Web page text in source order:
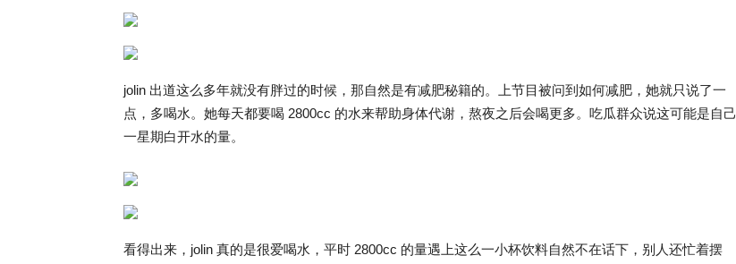
jolin 出道这么多年就没有胖过的时候，那自然是有减肥秘籍的。上节目被问到如何减肥，她就只说了一
点，多喝水。她每天都要喝 2800cc 的水来帮助身体代谢，熬夜之后会喝更多。吃瓜群众说这可能是自己
一星期白开水的量。
看得出来，jolin 真的是很爱喝水，平时 2800cc 的量遇上这么一小杯饮料自然不在话下，别人还忙着摆